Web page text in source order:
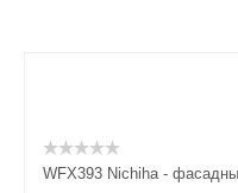
WFX393 Nichiha -